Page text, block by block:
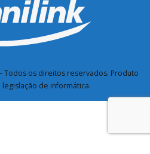
Todos os direitos reservados. Produto
de informática.